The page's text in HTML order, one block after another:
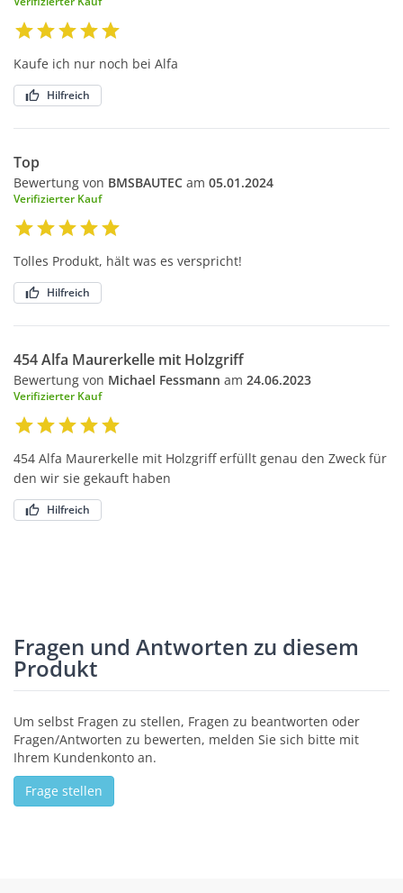
Kaufe ich nur noch bei Alfa
Hilfreich
Top
Bewertung von BMSBAUTEC am 05.01.2024
Verifizierter Kauf
Tolles Produkt, hält was es verspricht!
Hilfreich
454 Alfa Maurerkelle mit Holzgriff
Bewertung von Michael Fessmann am 24.06.2023
Verifizierter Kauf
454 Alfa Maurerkelle mit Holzgriff erfüllt genau den Zweck für
den wir sie gekauft haben
Hilfreich
Fragen und Antworten zu diesem
Produkt
Um selbst Fragen zu stellen, Fragen zu beantworten oder
Fragen/Antworten zu bewerten, melden Sie sich bitte mit
Ihrem Kundenkonto an.
Frage stellen